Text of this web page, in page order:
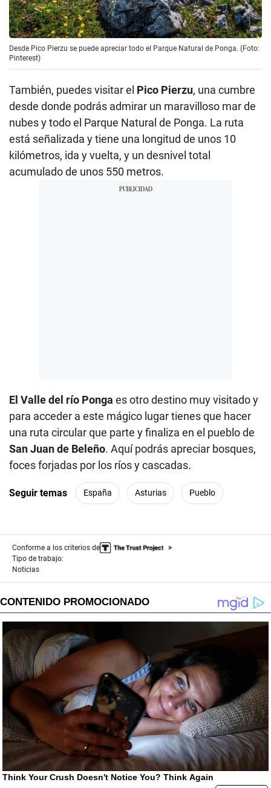
Desde Pico Pierzu se puede apreciar todo el Parque Natural de Ponga. (Foto:
Pinterest)
También, puedes visitar el Pico Pierzu, una cumbre
desde donde podrás admirar un maravilloso mar de
nubes y todo el Parque Natural de Ponga. La ruta
está señalizada y tiene una longitud de unos 10
kilómetros, ida y vuelta, y un desnivel total
acumulado de unos 550 metros.
El Valle del río Ponga es otro destino muy visitado y
para acceder a este mágico lugar tienes que hacer
una ruta circular que parte y finaliza en el pueblo de
San Juan de Beleño. Aquí podrás apreciar bosques,
foces forjadas por los ríos y cascadas.
Seguir temas España Asturias Pueblo
Conforme a los criterios de
Tipo de trabajo:
Noticias